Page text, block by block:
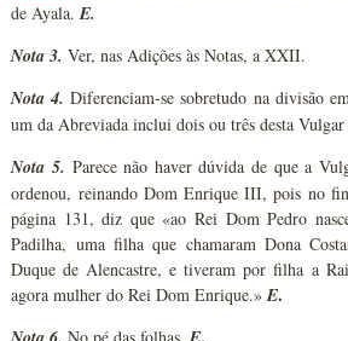
de Ayala.E.
Nota 3. Ver, nas Adições às Notas, a XXII.
Nota 4. Diferenciam-se sobretudo na divisão
um da Abreviada inclui dois ou três desta
Nota 5. Parece não haver dúvida de que a
ordenou, reinando Dom Enrique III, pois no
página 131, diz que «ao Rei Dom Pedro
Padilha, uma filha que chamaram Dona
Duque de Alencastre, e tiveram por filha a
agora mulher do Rei Dom Enrique.»E.